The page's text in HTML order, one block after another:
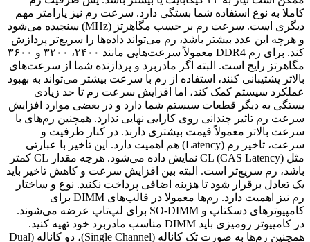
کاملا به نوع استفاده شما بستگی دارد. سرعت رم نیز پارامتر مهم
دیگری است. سرعت رم بر حسب مگاهرتز (MHz) سنجیده می‌شود
و هرچه این عدد بیشتر باشد، رم می‌تواند داده‌ها را سریع‌تر پردازش
کند. برای رم DDR4 معمولاً سرعت‌هایی مانند ۲۴۰۰، ۳۲۰۰ و ۳۶۰۰
مگاهرتز رایج است. البته اگر مادربرد و پردازنده شما از سرعت‌های
بالاتر پشتیبانی کنند، استفاده از رم با سرعت بیشتر می‌تواند به بهبود
عملکرد سیستم کمک کند، اما افزایش سرعت رم تا حد زیادی
بستگی به دیگر قطعات سیستم شما دارد و در بعضی موارد افزایش
سرعت رم تاثیر چندانی روی کارایی نهایی ندارد. همچنین رم‌های با
سرعت بالاتر معمولاً قیمت بیشتری دارند. در کنار ظرفیت و
سرعت، تاخیر رم (Latency) هم اهمیت دارد. این تاخیر با عبارتی
مثل CL (CAS Latency) نمایش داده می‌شود. هرچه مقدار CL کمتر
باشد، رم سریع‌تر است. البته بین افزایش سرعت و کاهش تاخیر باید
یک تعادل برقرار شود تا هزینه اضافی پرداخت نکنید. نوع و ساختار
رم نیز اهمیت دارد. رم‌ها معمولا در قالب‌های DIMM برای
کامپیوترهای دسکتاپ و SO-DIMM برای لپ‌تاپ عرضه می‌شوند.
در کامپیوتر رومیزی باید DIMM مناسب مادربرد خود تهیه کنید.
همچنین رم‌ها به صورت تک کاناله (Single Channel)، دو کاناله (Dual